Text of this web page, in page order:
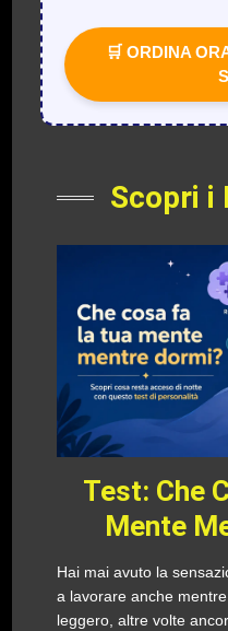
🛒 ORDINA
Scopri i
Test: Che
Mente
Hai mai avuto la
a lavorare anche
leggero, altre volte